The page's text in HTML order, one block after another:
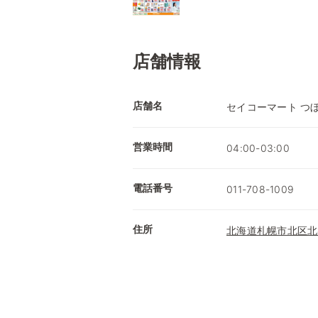
店舗情報
店舗名 セイコーマート つ
営業時間 04:00-03:00
電話番号 011-708-1009
住所 北海道札幌市北区